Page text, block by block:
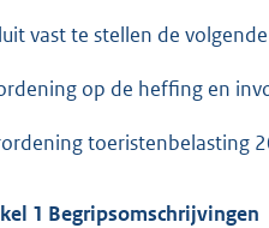
vast te stellen de
op de heffing en
toeristenbelasting
1 Begripsomschrijvingen